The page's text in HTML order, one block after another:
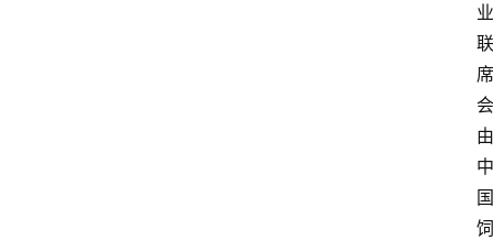
业
联
席
会
由
中
国
饲